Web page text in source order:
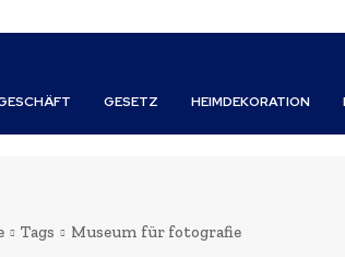
GESETZ HEIMDEKORATION
Tags Museum für fotografie